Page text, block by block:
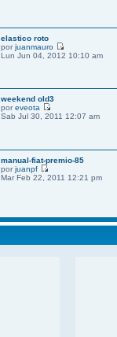
elastico roto
por juanmauro
Lun Jun 04, 2012 10:10 am
weekend old3
por eveota
Sab Jul 30, 2011 12:07 am
manual-fiat-premio-85
por juanpf
Mar Feb 22, 2011 12:21 pm